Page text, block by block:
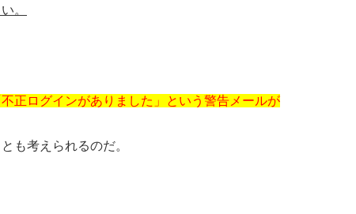
。
不正ログインがありました」という警告メールが
も考えられるのだ。